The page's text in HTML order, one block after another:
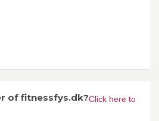
of fitnessfys.dk?Click here to